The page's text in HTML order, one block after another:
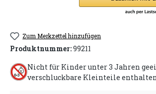
Zum Merkzettel hinzufügen
Produktnummer:99211
Nicht für Kinder unter 3 Jahren
verschluckbare Kleinteile